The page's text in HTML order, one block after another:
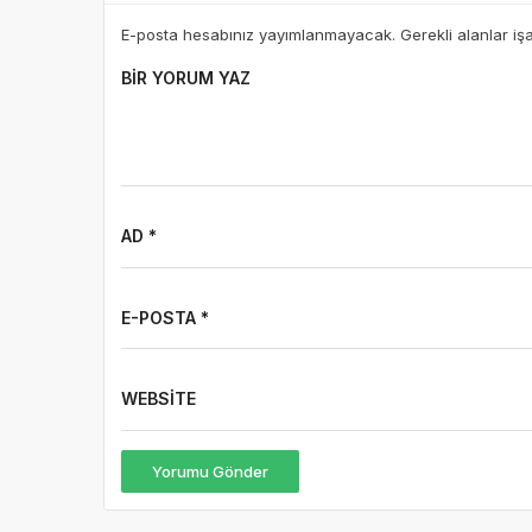
E-posta hesabınız yayımlanmayacak. Gerekli alanlar
BIR YORUM YAZ
AD *
E-POSTA *
WEBSITE
Yorumu Gönder